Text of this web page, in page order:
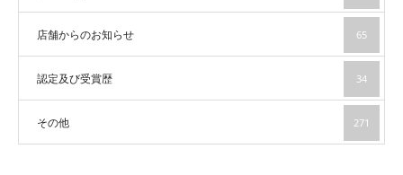
店舗からのお知らせ 65
認定及び受賞歴 34
その他 271